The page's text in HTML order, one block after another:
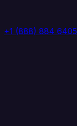
+1 (888) 884 6405